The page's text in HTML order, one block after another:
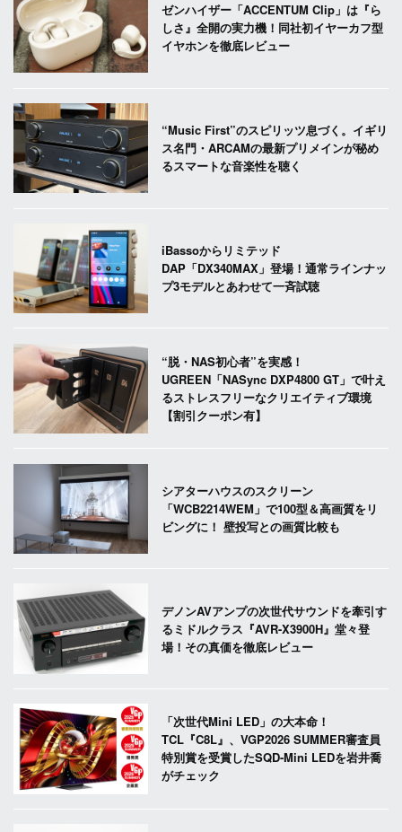
ゼンハイザー「ACCENTUM Clip」は『ら
しさ』全開の実力機！同社初イヤーカフ型
イヤホンを徹底レビュー
“Music First”のスピリッツ息づく。イギリ
ス名門・ARCAMの最新プリメインが秘め
るスマートな音楽性を聴く
iBassoからリミテッド
DAP「DX340MAX」登場！通常ラインナッ
プ3モデルとあわせて一斉試聴
“脱・NAS初心者”を実感！
UGREEN「NASync DXP4800 GT」で叶え
るストレスフリーなクリエイティブ環境
【割引クーポン有】
シアターハウスのスクリーン
「WCB2214WEM」で100型＆高画質をリ
ビングに！ 壁投写との画質比較も
デノンAVアンプの次世代サウンドを牽引す
るミドルクラス『AVR-X3900H』堂々登
場！その真価を徹底レビュー
「次世代Mini LED」の大本命！
TCL『C8L』、VGP2026 SUMMER審査員
特別賞を受賞したSQD-Mini LEDを岩井喬
がチェック